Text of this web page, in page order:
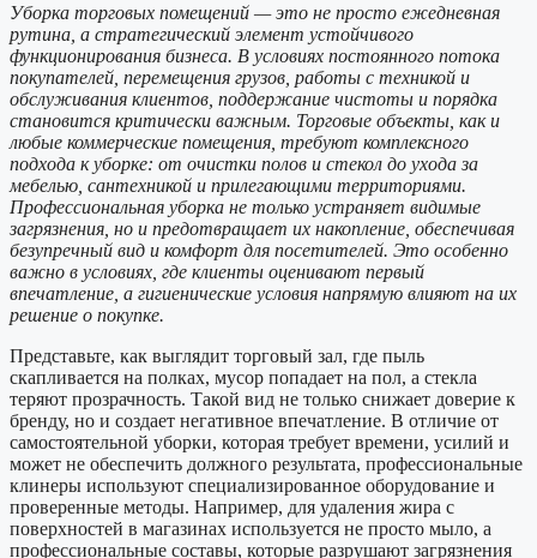
Уборка торговых помещений — это не просто ежедневная
рутина, а стратегический элемент устойчивого
функционирования бизнеса. В условиях постоянного потока
покупателей, перемещения грузов, работы с техникой и
обслуживания клиентов, поддержание чистоты и порядка
становится критически важным. Торговые объекты, как и
любые коммерческие помещения, требуют комплексного
подхода к уборке: от очистки полов и стекол до ухода за
мебелью, сантехникой и прилегающими территориями.
Профессиональная уборка не только устраняет видимые
загрязнения, но и предотвращает их накопление, обеспечивая
безупречный вид и комфорт для посетителей. Это особенно
важно в условиях, где клиенты оценивают первый
впечатление, а гигиенические условия напрямую влияют на их
решение о покупке.
Представьте, как выглядит торговый зал, где пыль
скапливается на полках, мусор попадает на пол, а стекла
теряют прозрачность. Такой вид не только снижает доверие к
бренду, но и создает негативное впечатление. В отличие от
самостоятельной уборки, которая требует времени, усилий и
может не обеспечить должного результата, профессиональные
клинеры используют специализированное оборудование и
проверенные методы. Например, для удаления жира с
поверхностей в магазинах используется не просто мыло, а
профессиональные составы, которые разрушают загрязнения